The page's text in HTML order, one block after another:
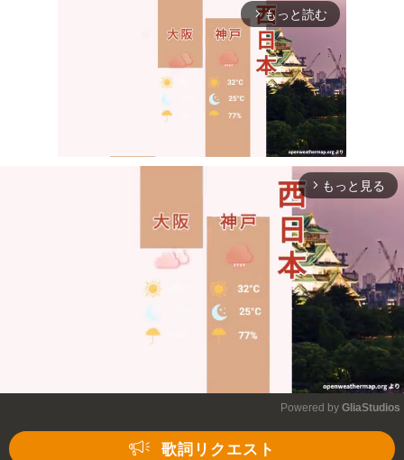
arrow_forward_ios もっと読む
Mute
arrow_forward_ios もっと見る
Powered by GliaStudios
歌詞リクエスト